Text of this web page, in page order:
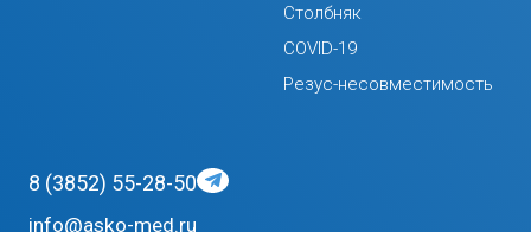
Столбняк
COVID-19
Резус-несовместимость
8 (3852) 55-28-50
info@asko-med.ru